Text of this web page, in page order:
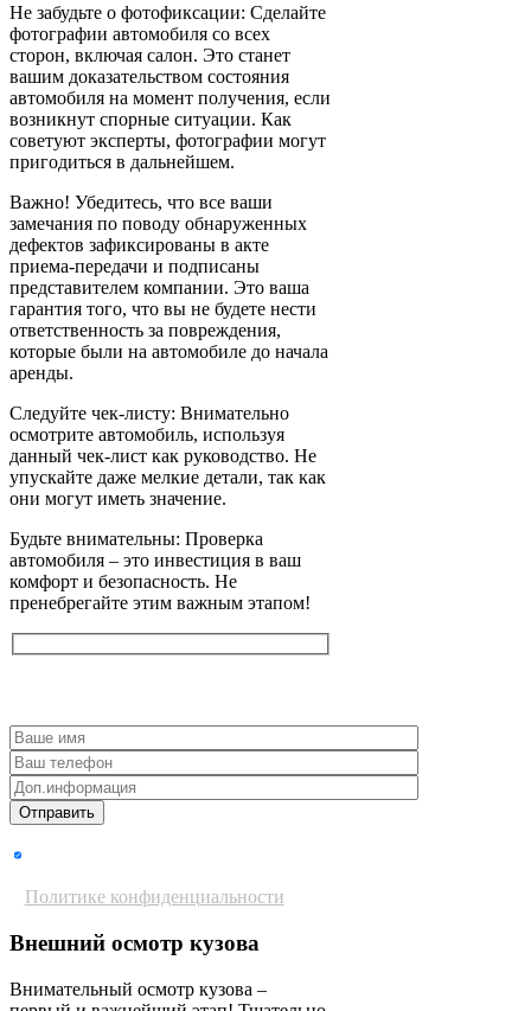
Не забудьте о фотофиксации: Сделайте
фотографии автомобиля со всех
сторон, включая салон. Это станет
вашим доказательством состояния
автомобиля на момент получения, если
возникнут спорные ситуации. Как
советуют эксперты, фотографии могут
пригодиться в дальнейшем.
Важно! Убедитесь, что все ваши
замечания по поводу обнаруженных
дефектов зафиксированы в акте
приема-передачи и подписаны
представителем компании. Это ваша
гарантия того, что вы не будете нести
ответственность за повреждения,
которые были на автомобиле до начала
аренды.
Следуйте чек-листу: Внимательно
осмотрите автомобиль, используя
данный чек-лист как руководство. Не
упускайте даже мелкие детали, так как
они могут иметь значение.
Будьте внимательны: Проверка
автомобиля – это инвестиция в ваш
комфорт и безопасность. Не
пренебрегайте этим важным этапом!
Политике конфиденциальности
Внешний осмотр кузова
Внимательный осмотр кузова –